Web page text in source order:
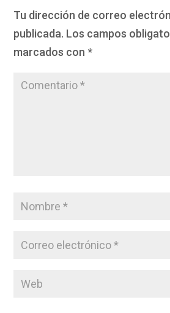
Tu dirección de correo
publicada. Los campos
marcados con *